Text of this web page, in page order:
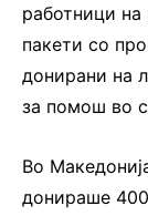
работници на
пакети со
донирани на
за помош во
Во
донираше